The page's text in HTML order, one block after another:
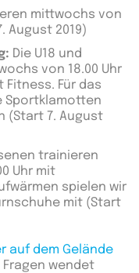
mittwochs von
August 2019)
Die U18 und
von 18.00 Uhr
Fitness. Für das
Sportklamotten
(Start 7. August
trainieren
Uhr mit
spielen wir
mit (Start
auf dem Gelände
wendet